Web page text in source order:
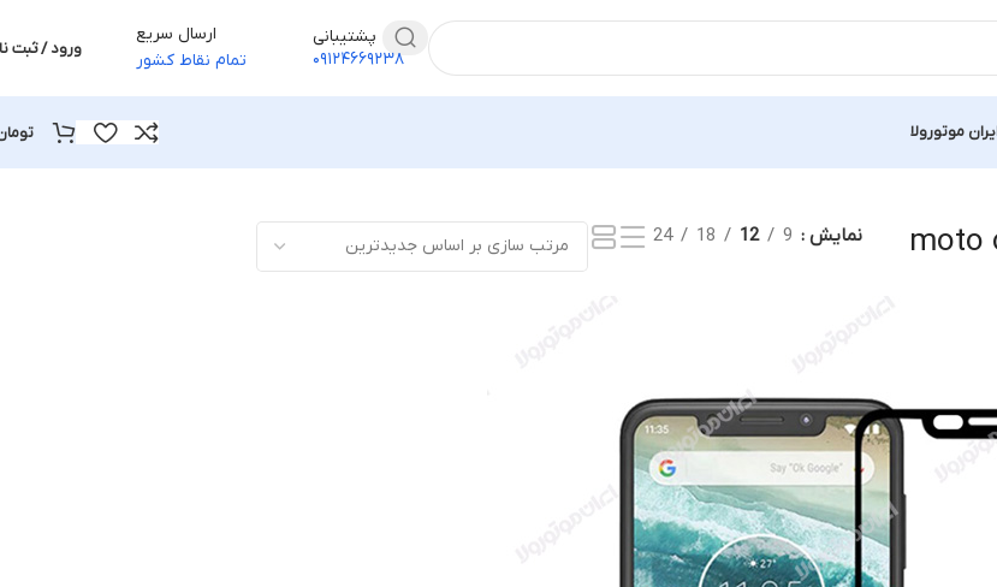
پشتیبانی
۰۹۱۲۴۶۶۹۲۳۸
ارسال سریع
تمام نقاط کشور
ورود / ثبت
موتورولا
نمایش 9
12
18
24